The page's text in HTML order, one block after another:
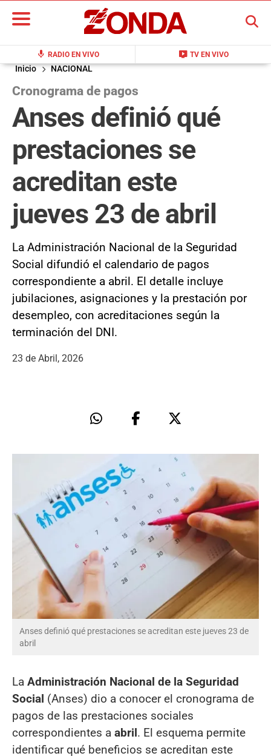
mic RADIO EN VIVO live_tv TV EN VIVO
BUSCAR
Inicio NACIONAL
Cronograma de pagos
Anses definió qué
prestaciones se
acreditan este
jueves 23 de abril
La Administración Nacional de la Seguridad
Social difundió el calendario de pagos
correspondiente a abril. El detalle incluye
jubilaciones, asignaciones y la prestación por
desempleo, con acreditaciones según la
terminación del DNI.
23 de Abril, 2026
Anses definió qué prestaciones se acreditan este jueves 23 de
abril
La Administración Nacional de la Seguridad
Social (Anses) dio a conocer el cronograma de
pagos de las prestaciones sociales
correspondientes a abril. El esquema permite
identificar qué beneficios se acreditan este